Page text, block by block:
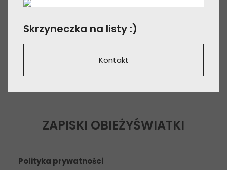
Skrzyneczka na listy :)
Kontakt
ZAPISKI OBIEŻYŚWIATKI
Polityka prywatności